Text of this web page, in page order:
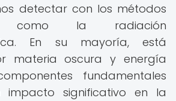
detectar con los métodos
como la radiación
En su mayoría, está
materia oscura y energía
fundamentales
impacto significativo en la